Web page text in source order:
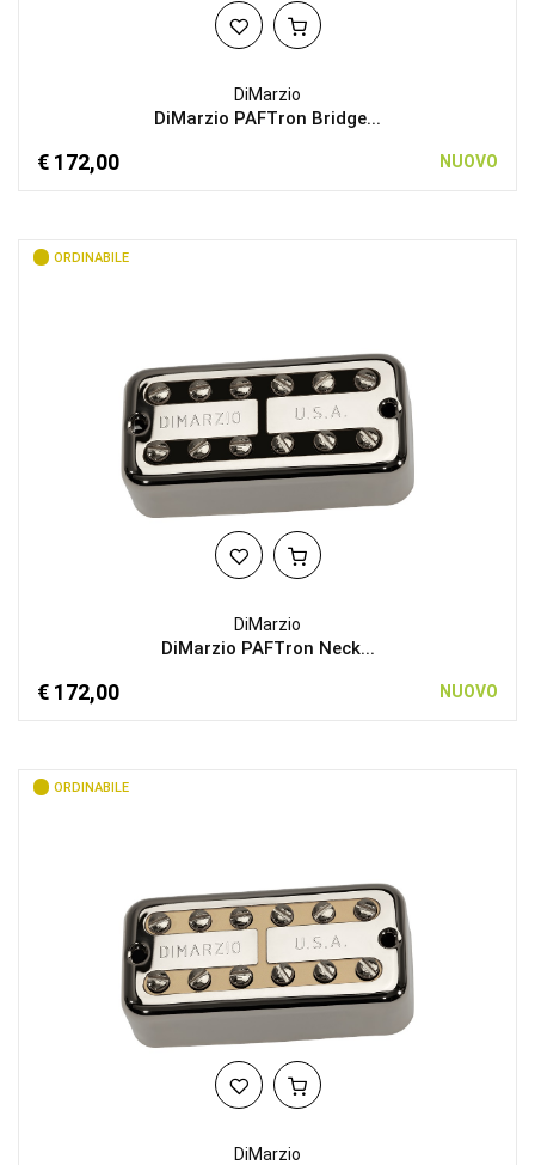
DiMarzio
DiMarzio PAFTron Bridge...
€ 172,00 NUOVO
ORDINABILE
DiMarzio
DiMarzio PAFTron Neck...
€ 172,00 NUOVO
ORDINABILE
DiMarzio